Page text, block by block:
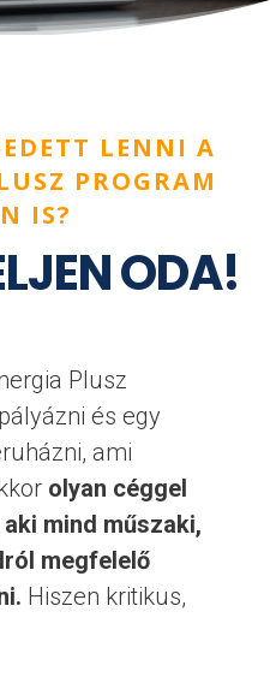
LENNI A
PROGRAM
IS?
ODA!
Plusz
és egy
ami
olyan céggel
mind műszaki,
megfelelő
Hiszen kritikus,